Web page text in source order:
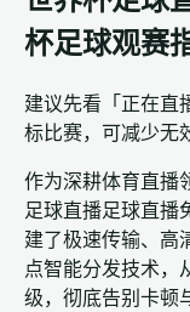
杯足球观赛
建议先看「正在直
标比赛，可减少无
作为深耕体育直播
足球直播足球直播
建了极速传输、高
点智能分发技术，
级，彻底告别卡顿